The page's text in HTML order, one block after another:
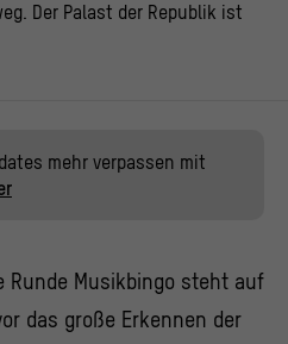
Der Palast der Republik ist
mehr verpassen mit
Runde Musikbingo steht auf
das große Erkennen der